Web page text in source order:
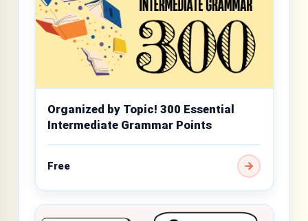
Organized by Topic! 300 Essential
Intermediate Grammar Points
Free